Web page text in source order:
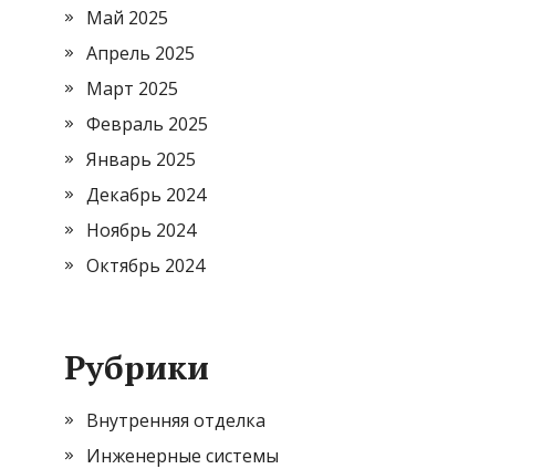
Май 2025
Апрель 2025
Март 2025
Февраль 2025
Январь 2025
Декабрь 2024
Ноябрь 2024
Октябрь 2024
Рубрики
Внутренняя отделка
Инженерные системы